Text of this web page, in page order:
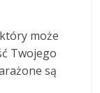
może
Twojego
są